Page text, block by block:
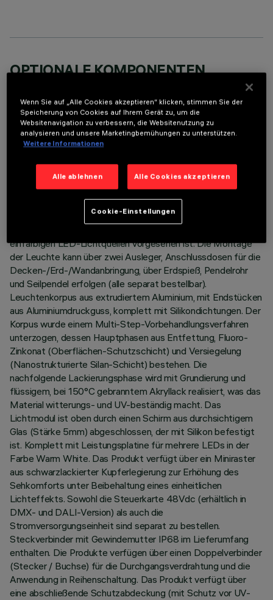
OPTIONALE KOMPONENTEN
LETZTES UPDATE: 06.08.2026
einfarbigen LED-Lichtquellen vorgesehen ist. Die Montage
der Leuchte kann über zwei Ausleger, Anschlussdosen für die
Decken-/Erd-/Wandanbringung, über Erdspieß, Pendelrohr
und Seilpendel erfolgen (alle separat bestellbar).
Leuchtenkorpus aus extrudiertem Aluminium, mit Endstücken
aus Aluminiumdruckguss, komplett mit Silikondichtungen. Der
Korpus wurde einem Multi-Step-Vorbehandlungsverfahren
unterzogen, dessen Hauptphasen aus Entfettung, Fluoro-
Zinkonat (Oberflächen-Schutzschicht) und Versiegelung
(Nanostrukturierte Silan-Schicht) bestehen. Die
nachfolgende Lackierungsphase wird mit Grundierung und
flüssigem, bei 150°C gebranntem Akryllack realisiert, was das
Material witterungs- und UV-beständig macht. Das
Lichtmodul ist oben durch einen Schirm aus durchsichtigem
Glas (Stärke 5mm) abgeschlossen, der mit Silikon befestigt
ist. Komplett mit Leistungsplatine für mehrere LEDs in der
Farbe Warm White. Das Produkt verfügt über ein Miniraster
aus schwarzlackierter Kupferlegierung zur Erhöhung des
Sehkomforts unter Beibehaltung eines einheitlichen
Lichteffekts. Sowohl die Steuerkarte 48Vdc (erhältlich in
DMX- und DALI-Version) als auch die
Stromversorgungseinheit sind separat zu bestellen.
Steckverbinder mit Gewindemutter IP68 im Lieferumfang
enthalten. Die Produkte verfügen über einen Doppelverbinder
(Stecker / Buchse) für die Durchgangsverdrahtung und die
Anwendung in Reihenschaltung. Das Produkt verfügt über
eine abschließende Schutzabdeckung (mit Schutz vor UV-
Wenn Sie auf „Alle Cookies akzeptieren“ klicken, stimmen Sie der
Speicherung von Cookies auf Ihrem Gerät zu, um die
Websitenavigation zu verbessern, die Websitenutzung zu
analysieren und unsere Marketingbemühungen zu unterstützen.
Weitere Informationen
Alle ablehnen Alle Cookies akzeptieren
Cookie-Einstellungen